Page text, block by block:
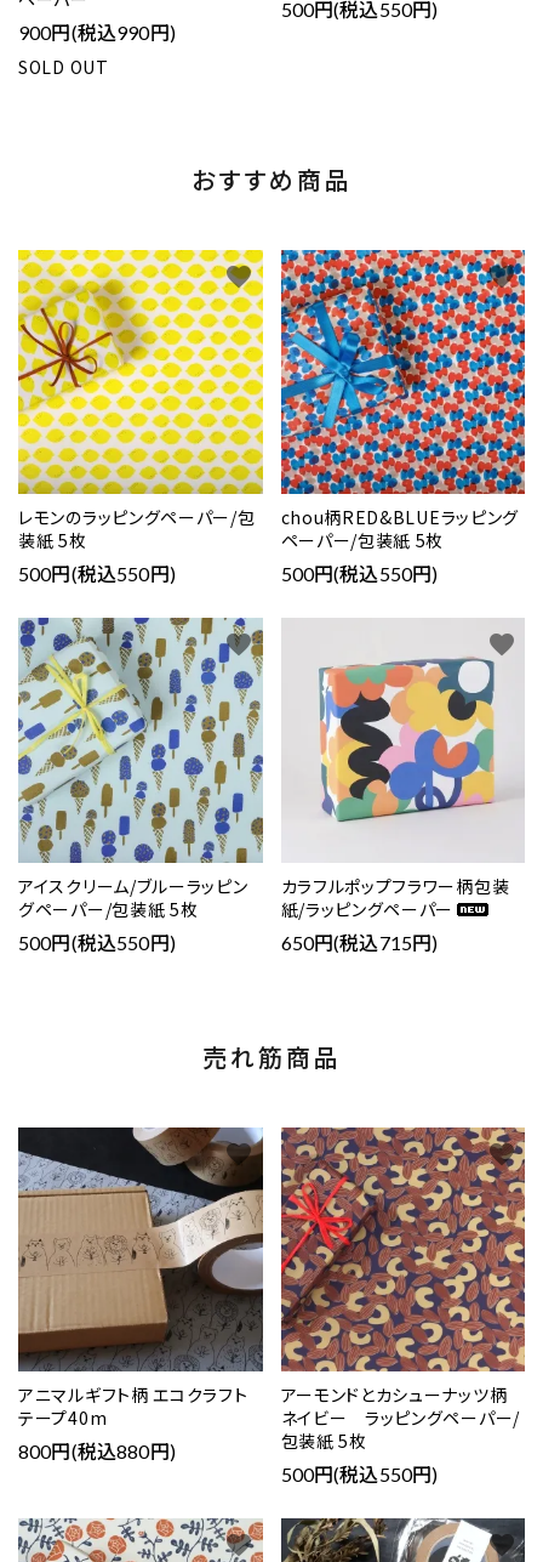
900円(税込990円)
SOLD OUT
500円(税込550円)
おすすめ商品
レモンのラッピングペーパー/包
装紙 5枚
500円(税込550円)
favorite
chou柄RED&BLUEラッピング
ペーパー/包装紙 5枚
500円(税込550円)
favorite
アイスクリーム/ブルーラッピン
グペーパー/包装紙 5枚
500円(税込550円)
favorite
カラフルポップフラワー柄包装
紙/ラッピングペーパー
650円(税込715円)
favorite
売れ筋商品
アニマルギフト柄 エコクラフト
テープ40m
800円(税込880円)
favorite
アーモンドとカシューナッツ柄
ネイビー ラッピングペーパー/
包装紙 5枚
500円(税込550円)
favorite
favorite favorite